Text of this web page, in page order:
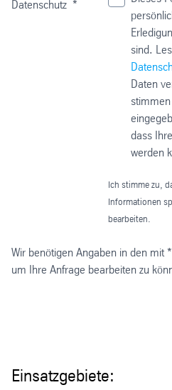
Datenschutz *
sind.
Daten
dass
werden
Ich stimme zu,
Informationen
bearbeiten.
Wir benötigen Angaben in den mit
um Ihre Anfrage bearbeiten zu
Einsatzgebiete: